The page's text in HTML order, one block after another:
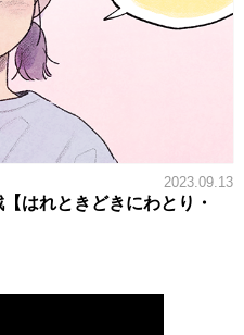
2023.09.13
はれときどきにわとり・